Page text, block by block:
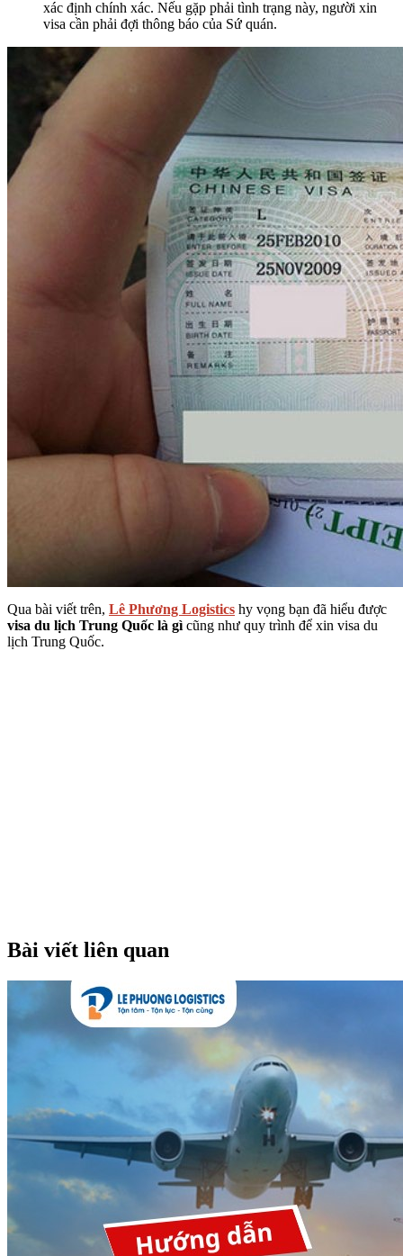
xác định chính xác. Nếu gặp phải tình trạng này, người xin
visa cần phải đợi thông báo của Sứ quán.
Qua bài viết trên, Lê Phương Logistics hy vọng bạn đã hiểu được
visa du lịch Trung Quốc là gìcũng như quy trình để xin visa du
lịch Trung Quốc.
Bài viết liên quan